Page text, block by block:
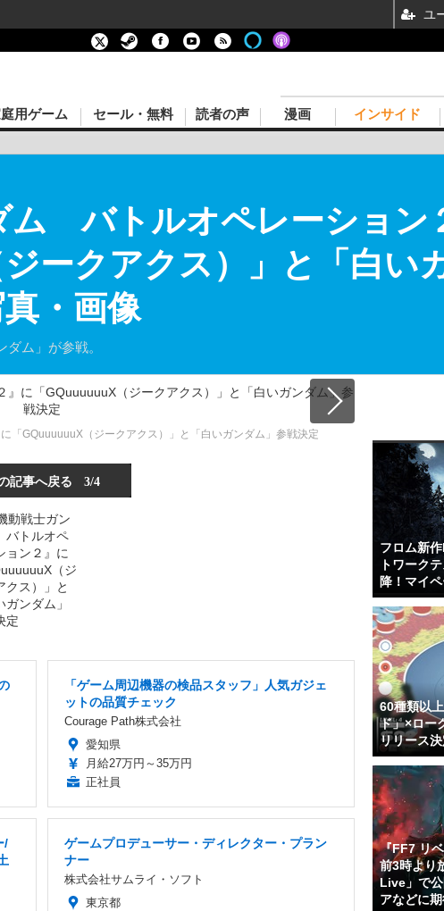
用ゲーム セール・無料 読者の声 漫画 インサイド
ム バトルオペレーション
ジークアクス）」と「白い
・画像
ダム」が参戦。
「GQuuuuuuX（ジークアクス）」と「白いガンダム」参戦決定
記事へ戻る 3/4
「ゲーム周辺機器の検品スタッフ」人気ガジェ
ットの品質チェック
Courage Path株式会社
愛知県
月給27万円～35万円
正社員
/
ゲームプロデューサー・ディレクター・プラン
ナー
株式会社サムライ・ソフト
東京都
フロム新
トワーク
降！マイ
60種類以
ド」×ロー
リリース
『FF7 リ
前3時より
Live」で
アなどに
ユ